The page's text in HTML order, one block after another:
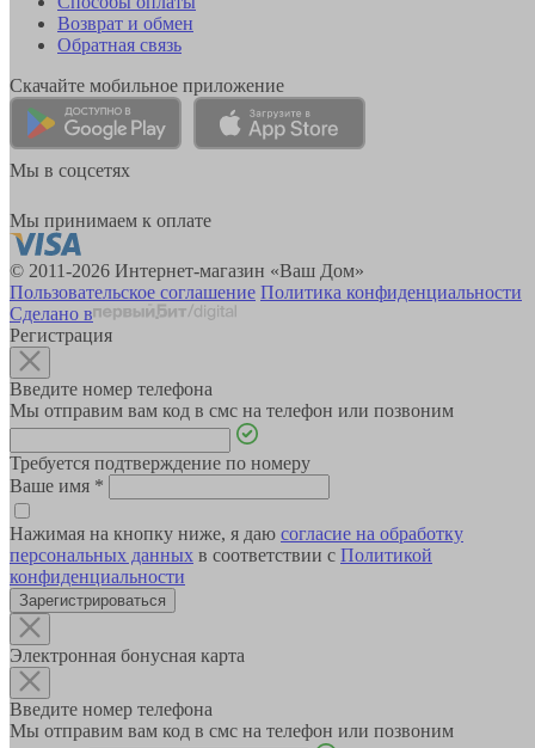
Возврат и обмен
Обратная связь
Скачайте мобильное приложение
Мы в соцсетях
Мы принимаем к оплате
© 2011-2026 Интернет-магазин «Ваш Дом»
Пользовательское соглашение Политика конфиденциальности
Сделано в
Регистрация
Введите номер телефона
Мы отправим вам код в смс на телефон или позвоним
Требуется подтверждение по номеру
Ваше имя *
Нажимая на кнопку ниже, я даю согласие на обработку
персональных данных в соответствии с Политикой
конфиденциальности
Зарегистрироваться
Электронная бонусная карта
Введите номер телефона
Мы отправим вам код в смс на телефон или позвоним